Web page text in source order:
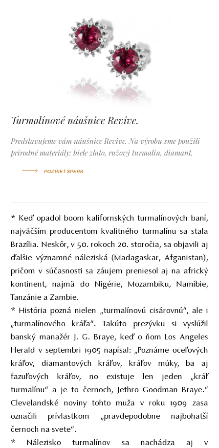
Turmalínové náušnice Revive.
Predstavujeme vám náušnice Revive. Na výrobu sme použili
prírodné materiály: biele zlato, ružový turmalín, diamant.
POZRIEŤ ŠPERK
* Keď opadol boom kalifornských turmalínových baní,
najväčším producentom kvalitného turmalínu sa stala
Brazília. Neskôr, v 50. rokoch 20. storočia, sa objavili aj
ďalšie významné náleziská (Madagaskar, Afganistan),
pričom v súčasnosti sa záujem preniesol aj na africký
kontinent, najmä do Nigérie, Mozambiku, Namíbie,
Tanzánie a Zambie.
* História pozná nielen „turmalínovú cisárovnú“, ale i
„turmalínového kráľa“. Takúto prezývku si vyslúžil
banský manažér J. G. Braye, keď o ňom Los Angeles
Herald v septembri 1905 napísal: „Poznáme oceľových
kráľov, diamantových kráľov, kráľov múky, ba aj
fazuľových kráľov, no existuje len jeden „kráľ
turmalínu“ a je to černoch, Jethro Goodman Braye.“
Clevelandské noviny tohto muža v roku 1909 zasa
označili prívlastkom „pravdepodobne najbohatší
černoch na svete“.
* Nálezisko turmalínov sa nachádza aj v